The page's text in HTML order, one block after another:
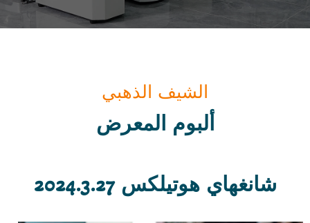
الشيف الذهبي
ألبوم المعرض
شانغهاي هوتيلكس 2024.3.27